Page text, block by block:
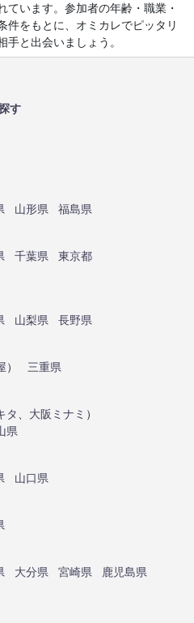
ています。参加者の年齢・職業・
件をもとに、オミカレでピッタリ
と出会いましょう。
す
山形県
福島県
千葉県
東京都
山梨県
長野県
）
三重県
タ 大阪ミナミ ）
県
山口県
大分県 宮崎県
鹿児島県